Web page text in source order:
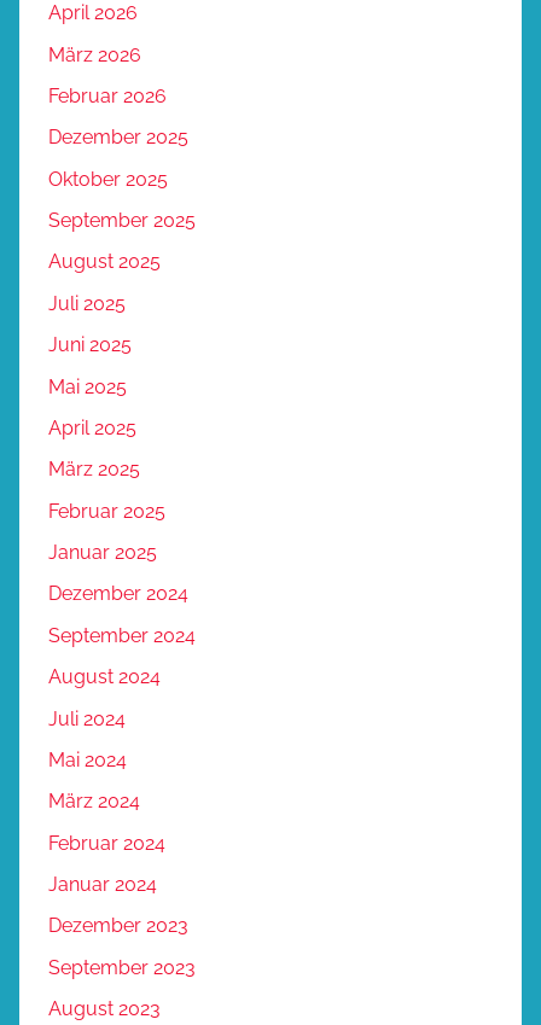
April 2026
März 2026
Februar 2026
Dezember 2025
Oktober 2025
September 2025
August 2025
Juli 2025
Juni 2025
Mai 2025
April 2025
März 2025
Februar 2025
Januar 2025
Dezember 2024
September 2024
August 2024
Juli 2024
Mai 2024
März 2024
Februar 2024
Januar 2024
Dezember 2023
September 2023
August 2023